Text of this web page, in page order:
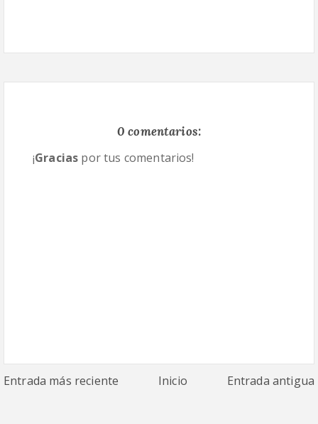
0 comentarios:
¡Gracias por tus comentarios!
Entrada más reciente Inicio Entrada antigua